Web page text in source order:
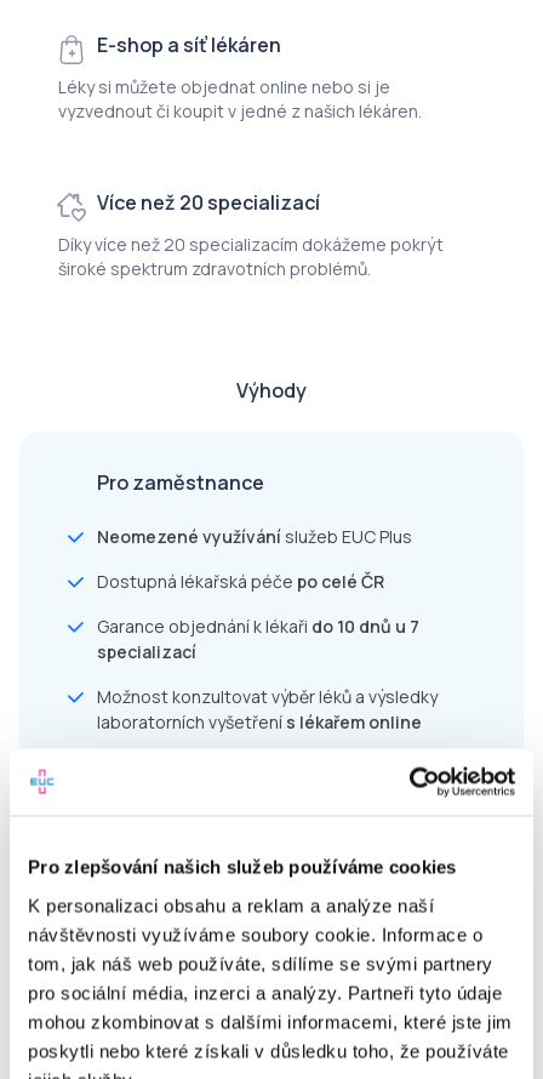
Pro zlepšování našich služeb používáme cookies
K personalizaci obsahu a reklam a analýze naší
návštěvnosti využíváme soubory cookie. Informace o
tom, jak náš web používáte, sdílíme se svými partnery
pro sociální média, inzerci a analýzy. Partneři tyto údaje
mohou zkombinovat s dalšími informacemi, které jste jim
poskytli nebo které získali v důsledku toho, že používáte
E-shop a síť lékáren
Léky si můžete objednat online nebo si je
vyzvednout či koupit v jedné z našich lékáren.
Více než 20 specializací
Díky více než 20 specializacím dokážeme pokrýt
široké spektrum zdravotních problémů.
Výhody
Pro zaměstnance
Neomezené využívání služeb EUC Plus
Dostupná lékařská péče po celé ČR
Garance objednání k lékaři do 10 dnů u 7
specializací
Možnost konzultovat výběr léků a výsledky
laboratorních vyšetření s lékařem online
Pravidelná edukace v péči o zdraví a prevenci
Akce a slevy do lékáren
a laboratoří EUC
Komfort a úspora času díky online službám
Pro zaměstnavatele